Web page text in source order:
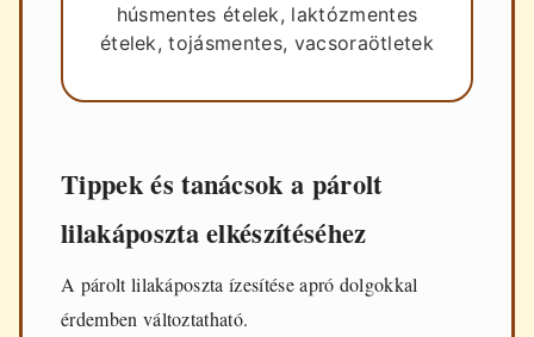
húsmentes ételek, laktózmentes
ételek, tojásmentes, vacsoraötletek
Tippek és tanácsok a párolt
lilakáposzta elkészítéséhez
A párolt lilakáposzta ízesítése apró dolgokkal
érdemben változtatható.